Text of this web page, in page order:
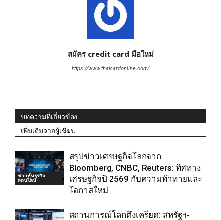
สมัคร credit card มือใหม่
https://www.thaicardonline.com/
บทความที่เกี่ยวข้อง
เพิ่มเติมจากผู้เขียน
ข่าวหุ้นธุรกิจ
ออนไลน์
สรุปข่าวเศรษฐกิจโลกจาก
Bloomberg, CNBC, Reuters: ทิศทาง
เศรษฐกิจปี 2569 กับความท้าทายและ
โอกาสใหม่
สถานการณ์โลกตึงเครียด: สหรัฐฯ-